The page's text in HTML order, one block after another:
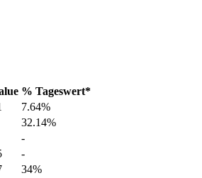
% Tageswert*
7.64%
32.14%
-
-
34%